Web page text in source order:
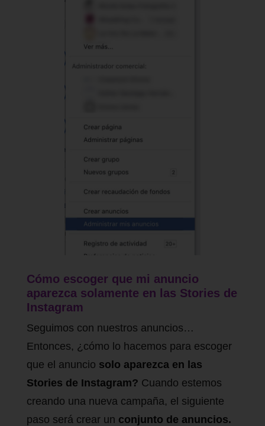
Cómo escoger que mi anuncio
aparezca solamente en las Stories de
Instagram
Seguimos con nuestros anuncios…
Entonces, ¿cómo lo hacemos para escoger
que el anuncio solo aparezca en las
Stories de Instagram? Cuando estemos
creando una nueva campaña, el siguiente
paso será crear un conjunto de anuncios.